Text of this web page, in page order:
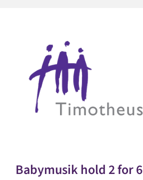
Babymusik hold 2 for